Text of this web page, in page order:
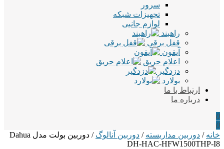
سرور
تجهیزات شبکه
لوازم جانبی
راهبند
قفل برقی
آیفون
اعلام حریق
دزدگیر
بولارد
ارتباط با ما
درباره ما
0
0
خانه / دوربین مداربسته / دوربین آنالوگ
/ دوربین بولت مدل Dahua
DH-HAC-HFW1500THP-I8